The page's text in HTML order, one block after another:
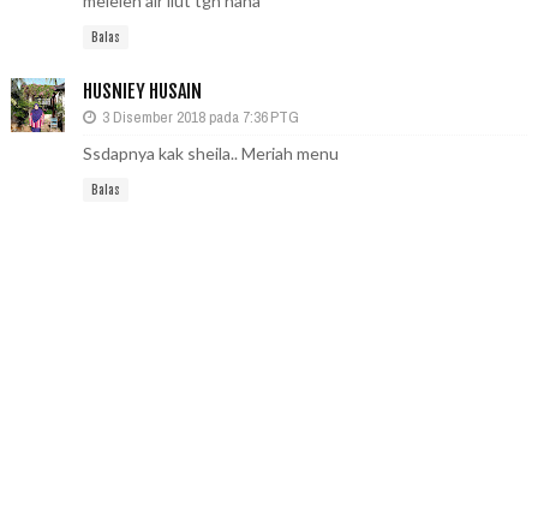
Balas
HUSNIEY HUSAIN
3 Disember 2018 pada 7:36 PTG
Ssdapnya kak sheila.. Meriah menu
Balas